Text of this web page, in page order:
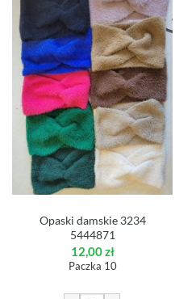
Opaski damskie 3234
5444871
12,00zł
Paczka 10